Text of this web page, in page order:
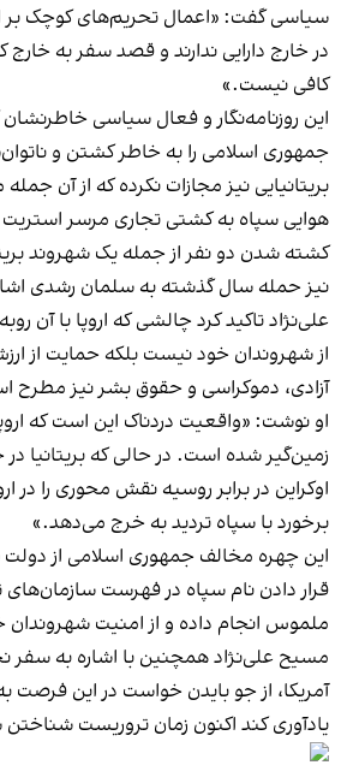
سیاسی گفت: «اعمال تحریم‌های کوچک بر
در خارج دارایی ندارند و قصد سفر به خارج
کافی نیست.»
این روزنامه‌نگار و فعال سیاسی خاطرنشان
جمهوری اسلامی را به خاطر کشتن و
بریتانیایی نیز مجازات نکرده که از آن
کشته شدن دو نفر از جمله یک شهروند
نیز حمله سال گذشته به سلمان رشدی
علی‌نژاد تاکید کرد چالشی که اروپا با آن
از شهروندان خود نیست بلکه حمایت از
آزادی، دموکراسی و حقوق بشر نیز مطرح
او نوشت: «واقعیت دردناک این است که
زمین‌گیر شده است. در حالی که بریتانیا
اوکراین در برابر روسیه نقش محوری را در
برخورد با سپاه تردید به خرج می‌دهد.»
این چهره مخالف جمهوری اسلامی از دولت
قرار دادن نام سپاه در فهرست سازمان‌های
ملموس انجام داده و از امنیت
مسیح علی‌نژاد همچنین با اشاره به سفر
آمریکا، از جو بایدن خواست در این فرصت
یادآوری کند اکنون زمان تروریست